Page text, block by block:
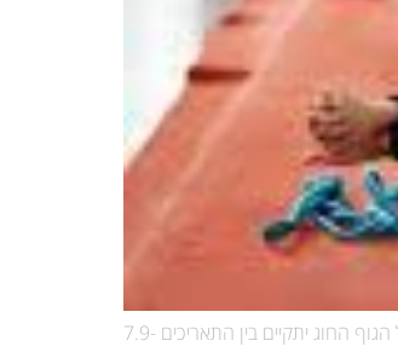
מחפשים פעילות שמשלבת גמישות, כוח, קואורדינציה וביטחון עצמי?חוג התעמלות קרקע מחכה לילדים ולילדות שאוהבים לזוז, לקפוץ ולגלות את היכולות של הגוף החוג יתקיים בין התאריכים 7.9-